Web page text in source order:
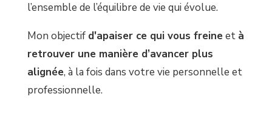
l’ensemble de l’équilibre de vie qui évolue.
Mon objectif d'apaiser ce qui vous freineet à
retrouver une manière d’avancer plus
alignée, à la fois dans votre vie personnelle et
professionnelle.